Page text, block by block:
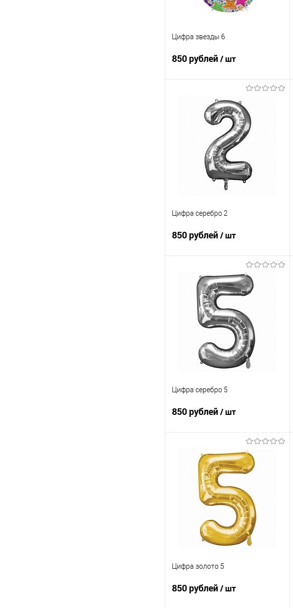
Цифра звезды 6
850 рублей/ шт
В корзину
Купить в 1 клик
Сравнение
В избранное
Цифра серебро 2
850 рублей/ шт
В корзину
Купить в 1 клик
В избранное
Под заказ
Цифра серебро 5
850 рублей/ шт
В корзину
Купить в 1 клик
В избранное
Под заказ
Цифра золото 5
850 рублей/ шт